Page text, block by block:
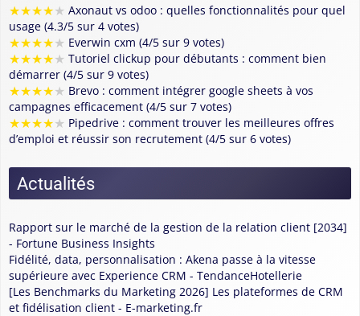
★★★★★ Axonaut vs odoo : quelles fonctionnalités pour quel
usage (4.3/5 sur 4 votes)
★★★★★ Everwin cxm (4/5 sur 9 votes)
★★★★★ Tutoriel clickup pour débutants : comment bien
démarrer (4/5 sur 9 votes)
★★★★★ Brevo : comment intégrer google sheets à vos
campagnes efficacement (4/5 sur 7 votes)
★★★★★ Pipedrive : comment trouver les meilleures offres
d’emploi et réussir son recrutement (4/5 sur 6 votes)
Actualités
Rapport sur le marché de la gestion de la relation client [2034]
- Fortune Business Insights
Fidélité, data, personnalisation : Akena passe à la vitesse
supérieure avec Experience CRM - TendanceHotellerie
[Les Benchmarks du Marketing 2026] Les plateformes de CRM
et fidélisation client - E-marketing.fr